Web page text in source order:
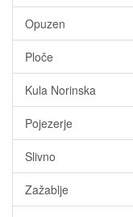
Opuzen
Ploče
Kula Norinska
Pojezerje
Slivno
Zažablje